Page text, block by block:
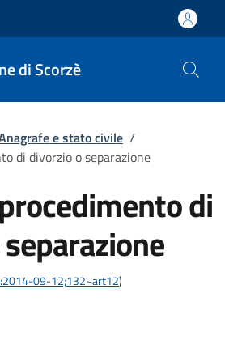
di Scorzè
e stato civile /
di divorzio o separazione
di
09-12;132~art12)